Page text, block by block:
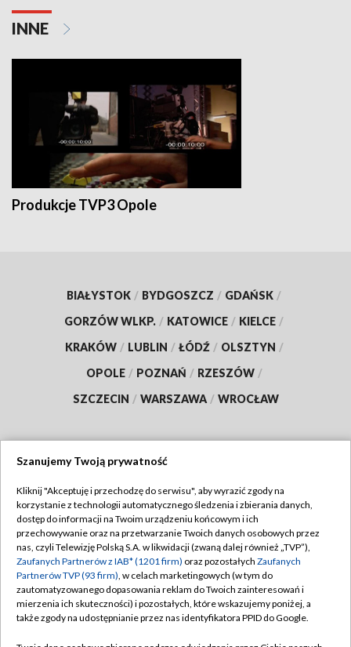
INNE
Produkcje TVP3 Opole
BIAŁYSTOK / BYDGOSZCZ / GDAŃSK /
GORZÓW WLKP. / KATOWICE / KIELCE /
KRAKÓW / LUBLIN / ŁÓDŹ / OLSZTYN /
OPOLE / POZNAŃ / RZESZÓW /
SZCZECIN / WARSZAWA / WROCŁAW
TVP
Abonament TVP
Emisja w TVP
Centrum informacji TVP
Naziemna Telewizja Cyfrowa
Regulamin TVP
Polityka prywatności
Moje zgody
Pomoc
Szanujemy Twoją prywatność
Kliknij "Akceptuję i przechodzę do serwisu", aby wyrazić zgody na
korzystanie z technologii automatycznego śledzenia i zbierania danych,
dostęp do informacji na Twoim urządzeniu końcowym i ich
przechowywanie oraz na przetwarzanie Twoich danych osobowych przez
nas, czyli Telewizję Polską S.A. w likwidacji (zwaną dalej również „TVP”),
Zaufanych Partnerów z IAB* (1201 firm) oraz pozostałych Zaufanych
Partnerów TVP (93 firm), w celach marketingowych (w tym do
zautomatyzowanego dopasowania reklam do Twoich zainteresowań i
mierzenia ich skuteczności) i pozostałych, które wskazujemy poniżej, a
także zgody na udostępnianie przez nas identyfikatora PPID do Google.